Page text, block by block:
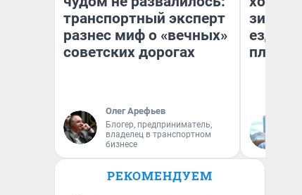
транспортный эксперт
разнес миф о «вечных»
советских дорогах
Олег Арефьев
Блогер, предприниматель,
владелец в транспортном
бизнесе
зимой.
ездит
плюсы
РЕКОМЕНДУЕМ